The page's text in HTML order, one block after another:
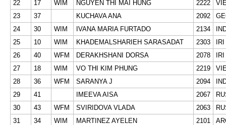
22 17 WIM NGUYEN THI MAI HUNG 2222
23
37 KUCHAVA ANA 2092
24
30 WIM IVANA MARIA FURTADO 2134
25
10 WIM KHADEMALSHARIEH SARASADAT 2303
IRI
26
40 WFM DERAKHSHANI DORSA 2078
IRI
27
18 WIM VO THI KIM PHUNG 2219
28
36 WFM SARANYA J 2094
29
41 IMEEVA AISA 2067
30
43 WFM SVIRIDOVA VLADA 2063
31
34 WIM MARTINEZ AYELEN 2101